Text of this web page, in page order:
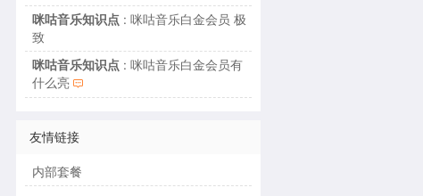
咪咕音乐知识点: 咪咕音乐白金会员 极
致
咪咕音乐知识点: 咪咕音乐白金会员有
什么亮
友情链接
内部套餐